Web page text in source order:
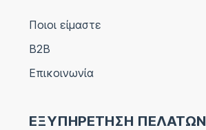
Ποιοι είμαστε
B2B
Επικοινωνία
ΕΞΥΠΗΡΕΤΗΣΗ ΠΕΛΑΤΩΝ